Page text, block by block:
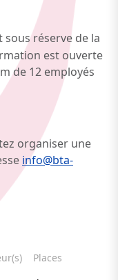
sous réserve de la
est ouverte
de 12 employés
organiser une
info@bta-
Places